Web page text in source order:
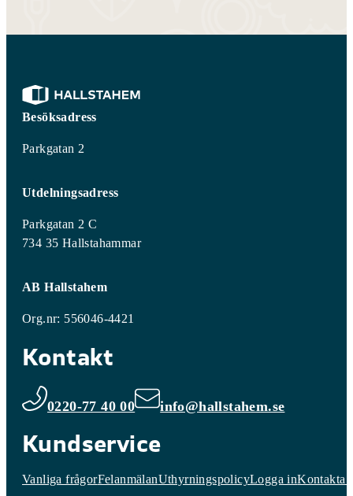
Besöksadress
Parkgatan 2
Utdelningsadress
Parkgatan 2 C
734 35 Hallstahammar
AB Hallstahem
Org.nr: 556046-4421
Kontakt
0220-77 40 00 info@hallstahem.se
Kundservice
Vanliga frågorFelanmälanUthyrningspolicyLogga inKontakta